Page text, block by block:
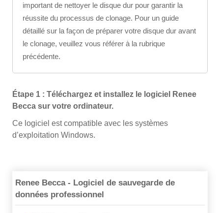
important de nettoyer le disque dur pour garantir la
réussite du processus de clonage. Pour un guide
détaillé sur la façon de préparer votre disque dur avant
le clonage, veuillez vous référer à la rubrique
précédente.
Étape 1 : Téléchargez et installez le logiciel Renee
Becca sur votre ordinateur.
Ce logiciel est compatible avec les systèmes
d’exploitation Windows.
Renee Becca - Logiciel de sauvegarde de
données professionnel